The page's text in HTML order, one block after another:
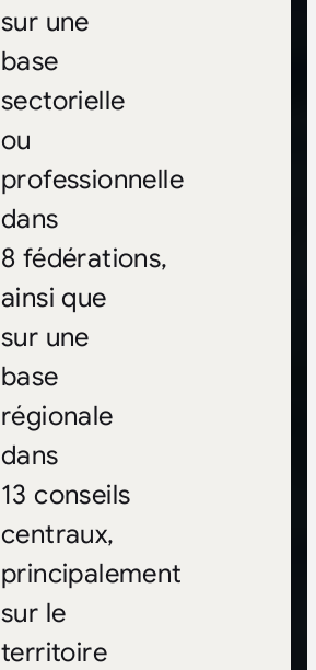
sur une
base
sectorielle
ou
professionnelle
dans
8 fédérations,
ainsi que
sur une
base
régionale
dans
13 conseils
centraux,
principalement
sur le
territoire